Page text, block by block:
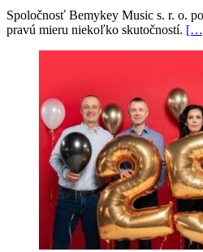
Spoločnosť Bemykey Music s. r. o.
pravú mieru niekoľko skutočností.